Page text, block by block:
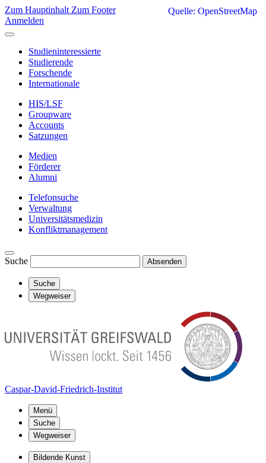
Zum Hauptinhalt Zum Footer
Anmelden
Studieninteressierte
Studierende
Forschende
Internationale
HIS/LSF
Groupware
Accounts
Satzungen
Medien
Förderer
Alumni
Telefonsuche
Verwaltung
Universitätsmedizin
Konfliktmanagement
Suche Absenden
Suche
Wegweiser
Caspar-David-Friedrich-Institut
Menü
Suche
Wegweiser
Bildende Kunst
Quelle: OpenStreetMap